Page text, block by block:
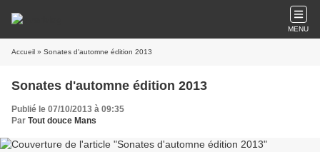
MENU
Accueil » Sonates d'automne édition 2013
Sonates d'automne édition 2013
Publié le 07/10/2013 à 09:35
Par Tout douce Mans